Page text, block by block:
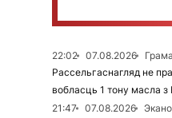
22:02 07.08.2026
Рассельгаснагляд не
вобласць 1 тону масла з
21:47
07.08.2026